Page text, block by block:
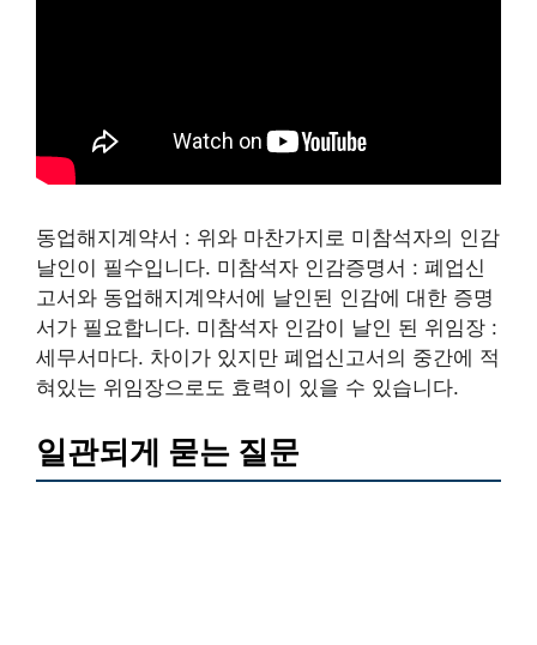
동업해지계약서 : 위와 마찬가지로 미참석자의 인감
날인이 필수입니다. 미참석자 인감증명서 : 폐업신
고서와 동업해지계약서에 날인된 인감에 대한 증명
서가 필요합니다. 미참석자 인감이 날인 된 위임장 :
세무서마다. 차이가 있지만 폐업신고서의 중간에 적
혀있는 위임장으로도 효력이 있을 수 있습니다.
일관되게 묻는 질문